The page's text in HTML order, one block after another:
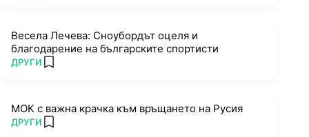
Весела Лечева: Сноубордът оцеля и
благодарение на българските спортисти
ПОВЕЧЕ ОТ
ДРУГИ add favorites
МОК с важна крачка към връщането на Русия
ПОВЕЧЕ ОТ
ДРУГИ add favorites